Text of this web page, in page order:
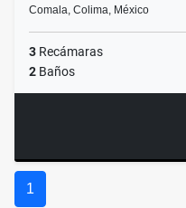
Comala, Colima, México
3 Recámaras
2 Baños
1